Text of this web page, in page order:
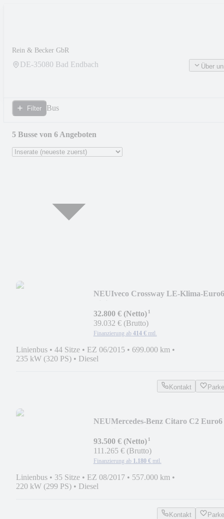
Rein & Becker GbR
DE-35080 Bad Endbach Über
Filter Bus
5 Busse von 6 Angeboten
NEUIveco Crossway LE-Klima-
32.800 € (Netto)¹
39.032 € (Brutto)
Finanzierung ab 414 € mtl.
Linienbus • 44 Sitze • EZ 06/2015 • 699.000 km •
235 kW (320 PS) • Diesel
Kontakt
NEUMercedes-Benz Citaro C2 Euro6
93.500 € (Netto)¹
111.265 € (Brutto)
Finanzierung ab 1.180 € mtl.
Linienbus • 35 Sitze • EZ 08/2017 • 557.000 km •
220 kW (299 PS) • Diesel
Kontakt